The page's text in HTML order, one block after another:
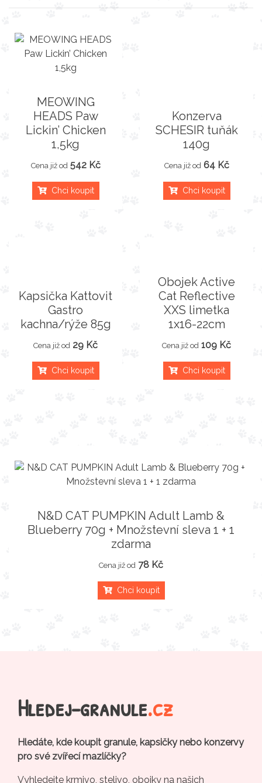
MEOWING
HEADS Paw
Lickin’ Chicken
1,5kg
Cena již od 542 Kč
Chci koupit
Konzerva
SCHESIR tuňák
140g
Cena již od 64 Kč
Chci koupit
Kapsička Kattovit
Gastro
kachna/rýže 85g
Cena již od 29 Kč
Chci koupit
Obojek Active
Cat Reflective
XXS limetka
1x16-22cm
Cena již od 109 Kč
Chci koupit
N&D CAT PUMPKIN Adult Lamb &
Blueberry 70g + Množstevní sleva 1 + 1
zdarma
Cena již od 78 Kč
Chci koupit
Hledej-granule.cz
Hledáte, kde koupit granule, kapsičky nebo konzervy
pro své zvířecí mazlíčky?
Vyhledejte krmivo, stelivo, obojky na našich